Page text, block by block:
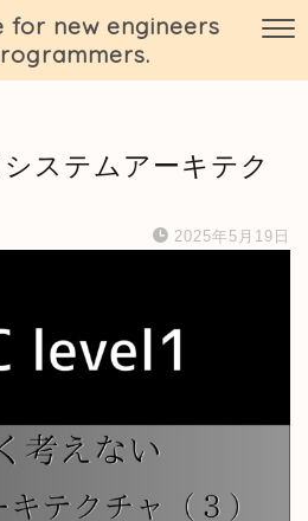
for new engineers
ステムアーキテク
2025年5月19日